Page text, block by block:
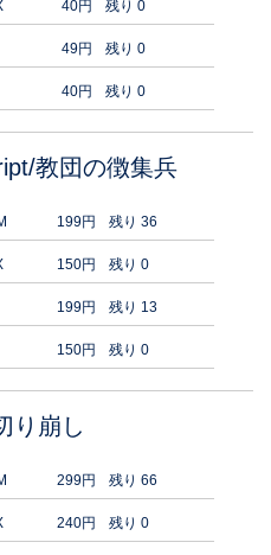
40円 残り 0
49円 残り 0
40円 残り 0
教団の徴集兵
199円 残り 36
150円 残り 0
199円 残り 13
150円 残り 0
り崩し
299円 残り 66
240円 残り 0